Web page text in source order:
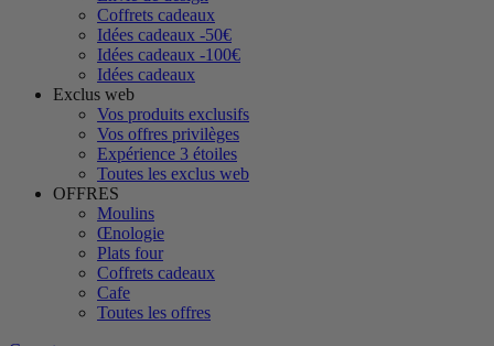
Coffrets cadeaux
Idées cadeaux -50€
Idées cadeaux -100€
Idées cadeaux
Exclus web
Vos produits exclusifs
Vos offres privilèges
Expérience 3 étoiles
Toutes les exclus web
OFFRES
Moulins
Œnologie
Plats four
Coffrets cadeaux
Cafe
Toutes les offres